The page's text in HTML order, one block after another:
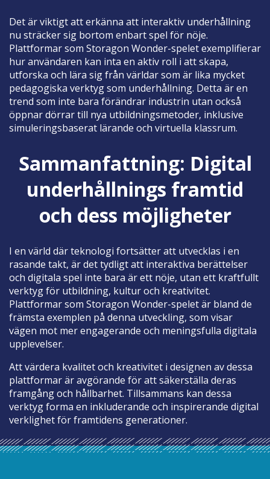
Det är viktigt att erkänna att interaktiv underhållning
nu sträcker sig bortom enbart spel för nöje.
Plattformar som Storagon Wonder-spelet exemplifierar
hur användaren kan inta en aktiv roll i att skapa,
utforska och lära sig från världar som är lika mycket
pedagogiska verktyg som underhållning. Detta är en
trend som inte bara förändrar industrin utan också
öppnar dörrar till nya utbildningsmetoder, inklusive
simuleringsbaserat lärande och virtuella klassrum.
Sammanfattning: Digital
underhållnings framtid
och dess möjligheter
I en värld där teknologi fortsätter att utvecklas i en
rasande takt, är det tydligt att interaktiva berättelser
och digitala spel inte bara är ett nöje, utan ett kraftfullt
verktyg för utbildning, kultur och kreativitet.
Plattformar som Storagon Wonder-spelet är bland de
främsta exemplen på denna utveckling, som visar
vägen mot mer engagerande och meningsfulla digitala
upplevelser.
Att värdera kvalitet och kreativitet i designen av dessa
plattformar är avgörande för att säkerställa deras
framgång och hållbarhet. Tillsammans kan dessa
verktyg forma en inkluderande och inspirerande digital
verklighet för framtidens generationer.